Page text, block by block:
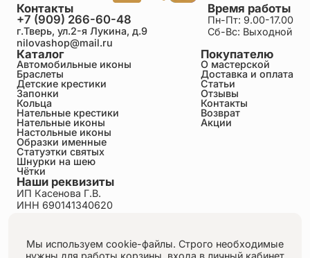
Каталог
Автомобильные иконы
Браслеты
Детские крестики
Запонки
Кольца
Нательные крестики
Нательные иконы
Настольные иконы
Образки именные
Статуэтки святых
Шнурки на шею
Чётки
Покупателю
О мастерской
Доставка и оплата
Статьи
Отзывы
Контакты
Возврат
Акции
Время работы
Пн-Пт: 9.00-17.00
Сб-Вс: Выходной
Контакты
+7 (909) 266-60-48
г.Тверь, ул.2-я Лукина, д.9
nilovashop@mail.ru
Наши реквизиты
ИП Касенова Г.В.
ИНН 690141340620
Пользовательское соглашение
Публичная оферта
Мы используем cookie-файлы. Строго необходимые
нужны для работы корзины, входа в личный кабинет